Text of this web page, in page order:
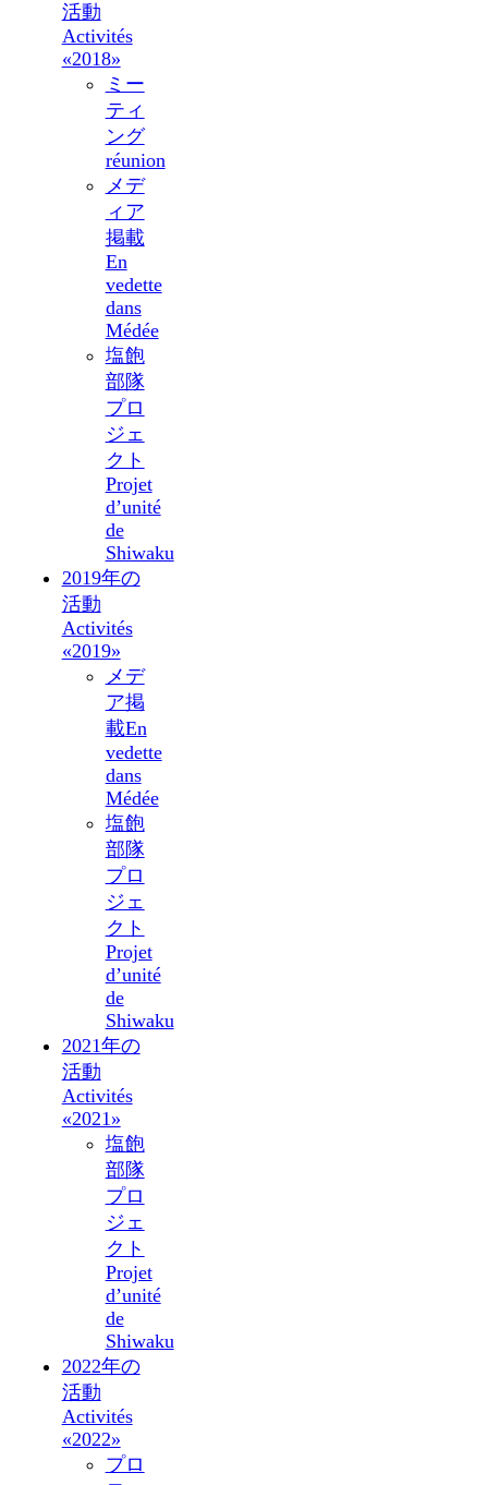
活動
Activités
«2018»
ミー
ティ
ング
réunion
メデ
ィア
掲載
En
vedette
dans
Médée
塩飽
部隊
プロ
ジェ
クト
Projet
d’unité
de
Shiwaku
2019年の
活動
Activités
«2019»
メデ
ア掲
載En
vedette
dans
Médée
塩飽
部隊
プロ
ジェ
クト
Projet
d’unité
de
Shiwaku
2021年の
活動
Activités
«2021»
塩飽
部隊
プロ
ジェ
クト
Projet
d’unité
de
Shiwaku
2022年の
活動
Activités
«2022»
プロ